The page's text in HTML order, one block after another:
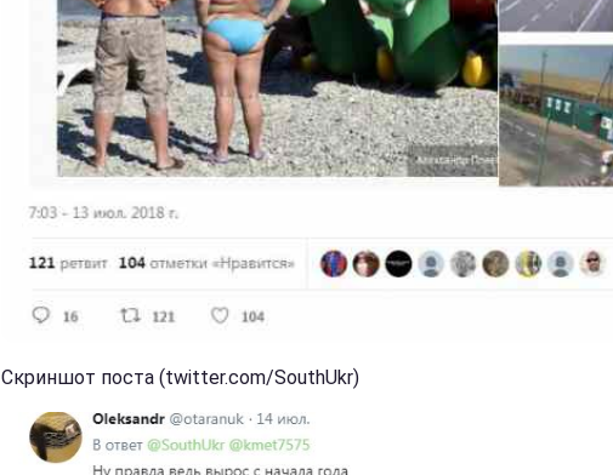
Скриншот поста (twitter.com/SouthUkr)